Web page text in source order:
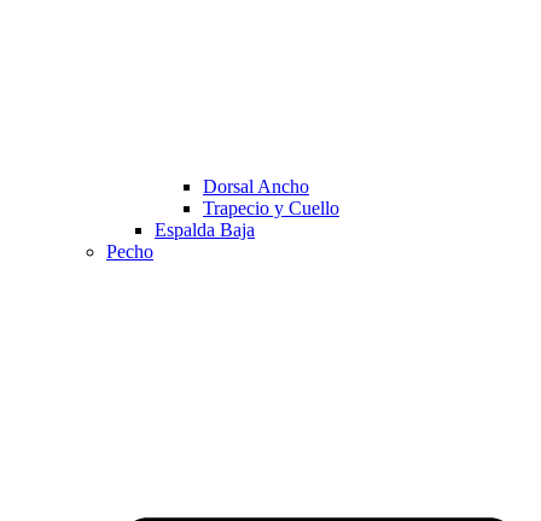
Dorsal Ancho
Trapecio y Cuello
Espalda Baja
Pecho